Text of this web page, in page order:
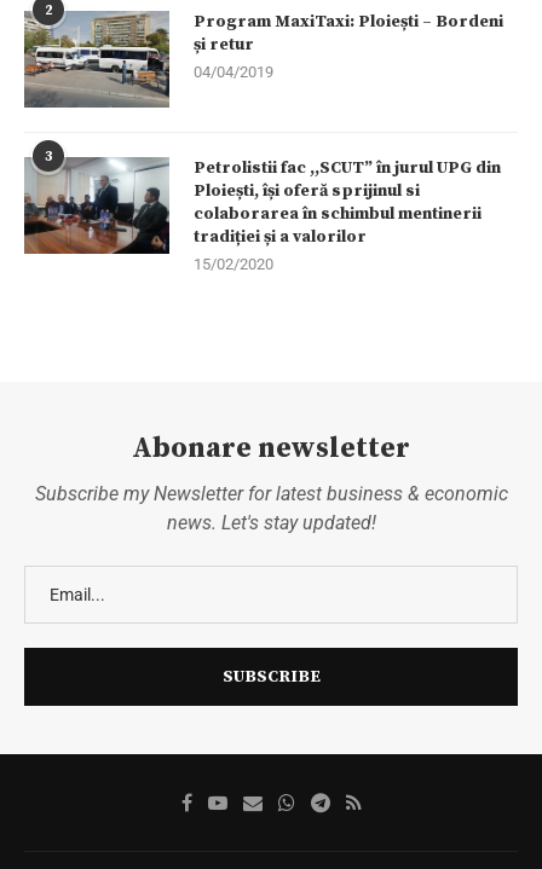
2
Program MaxiTaxi: Ploiești – Bordeni
și retur
04/04/2019
3
Petrolistii fac ,,SCUT” în jurul UPG din
Ploiești, își oferă sprijinul si
colaborarea în schimbul mentinerii
tradiției și a valorilor
15/02/2020
Abonare newsletter
Subscribe my Newsletter for latest business & economic
news. Let's stay updated!